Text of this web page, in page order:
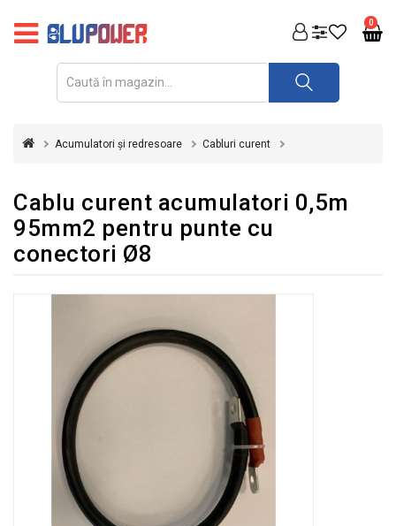
0
FOTOVOLTAICE
REDRESOARE
INVERTOARE
UPS
STABILIZATOARE
ECHIPAMENTE
Acumulatori și redresoare Cabluri curent
Cablu curent acumulatori 0,5m
95mm2 pentru punte cu
conectori Ø8